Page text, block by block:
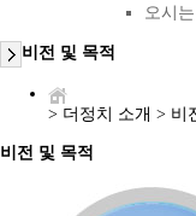
오시
비전 및 목적
> 더정치 소개 > 비
비전 및 목적